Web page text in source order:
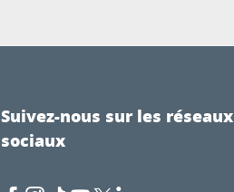
Suivez-nous sur les réseaux
sociaux